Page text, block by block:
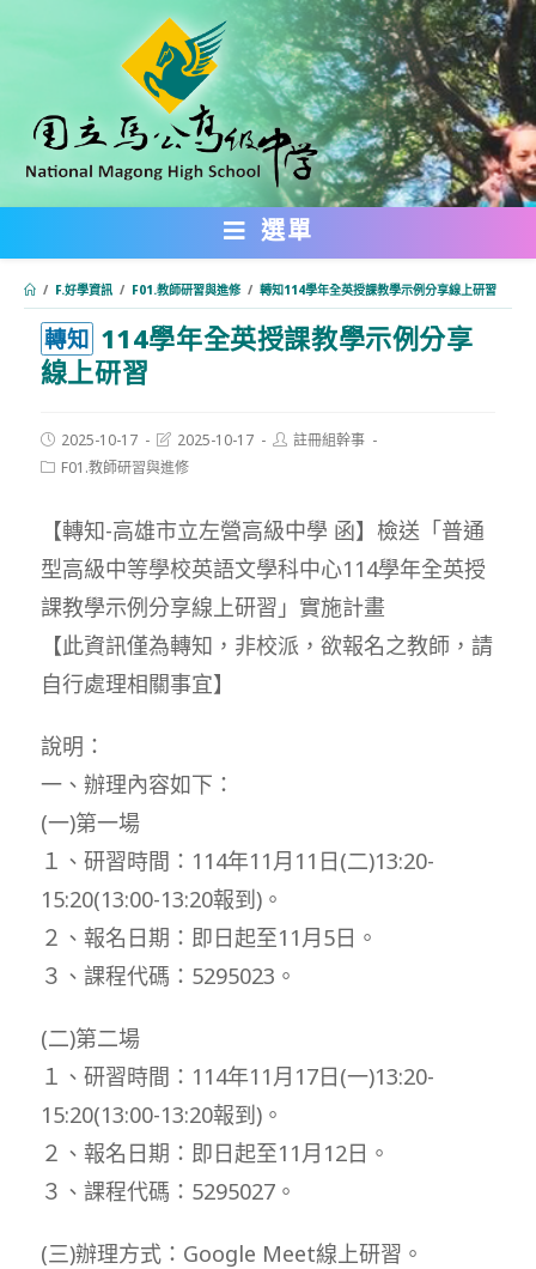
內
選單
/ F.好學資訊 / F01.教師研習與進修 / 轉知114學年全英授課教學示例分享線上研習
轉知 114學年全英授課教學示例分享
線上研習
Post
published:
2025-10-17
Post
last
modified:
2025-10-17
Post註冊組幹事
PostF01.教師研習與進修
【轉知-高雄市立左營高級中學 函】檢送「普通
型高級中等學校英語文學科中心114學年全英授
課教學示例分享線上研習」實施計畫
【此資訊僅為轉知，非校派，欲報名之教師，請
自行處理相關事宜】
說明：
一、辦理內容如下：
(一)第一場
１、研習時間：114年11月11日(二)13:20-
15:20(13:00-13:20報到)。
２、報名日期：即日起至11月5日。
３、課程代碼：5295023。
(二)第二場
１、研習時間：114年11月17日(一)13:20-
15:20(13:00-13:20報到)。
２、報名日期：即日起至11月12日。
３、課程代碼：5295027。
(三)辦理方式：Google Meet線上研習。